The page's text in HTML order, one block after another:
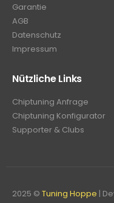
Garantie
AGB
Datenschutz
Impressum
Nützliche Links
Chiptuning Anfrage
Chiptuning Konfigurator
Supporter & Clubs
2025 © Tuning Hoppe |